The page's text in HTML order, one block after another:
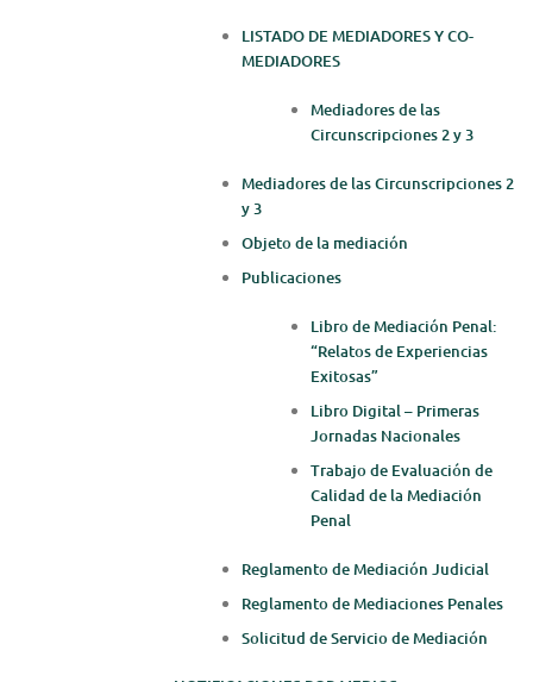
LISTADO DE MEDIADORES Y CO-
MEDIADORES
Mediadores de las
Circunscripciones 2 y 3
Mediadores de las Circunscripciones 2
y 3
Objeto de la mediación
Publicaciones
Libro de Mediación Penal:
“Relatos de Experiencias
Exitosas”
Libro Digital – Primeras
Jornadas Nacionales
Trabajo de Evaluación de
Calidad de la Mediación
Penal
Reglamento de Mediación Judicial
Reglamento de Mediaciones Penales
Solicitud de Servicio de Mediación